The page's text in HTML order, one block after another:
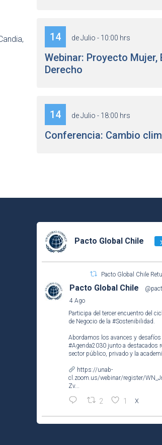
14 de Julio - 10:00 hrs
Webinar: Proyecto Mujer,
Derecho
14 de Julio - 18:00 hrs
Conferencia: Cambio
Pacto Global Chile
Pacto Global Chile
Pacto Global Chile
4 Ago
Participa del tercer encuentro del
de Negocio de la #Sostenibilidad.
Abordamos los avances y desafíos
#Agenda2030 junto a destacados
sector público, privado y la
https://unab-
cl.zoom.us/webinar/register/
Zv...
2 1 X